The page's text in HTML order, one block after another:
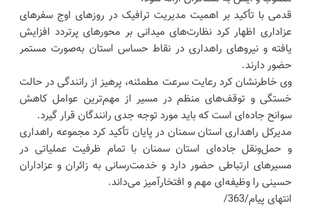
قدمی با تأکید بر اهمیت مدیریت ترافیک در روزهای اوج سفرهای
عزاداری اظهار کرد نظارت‌های میدانی بر محورهای پرتردد افزایش
یافته و نیروهای راهداری در نقاط حساس استان به‌صورت مستمر
حضور دارند.
وی خاطرنشان کرد رعایت سرعت مطمئنه، پرهیز از رانندگی در حالت
خستگی و توقف‌های منظم در مسیر از مهم‌ترین عوامل کاهش
سوانح جاده‌ای است که باید مورد توجه جدی رانندگان قرار گیرد.
مدیرکل راهداری استان سمنان در پایان تأکید کرد مجموعه راهداری
و حمل‌ونقل جاده‌ای استان سمنان با تمام ظرفیت عملیاتی در
مسیرهای ارتباطی حضور دارد و خدمت‌رسانی به زائران و عزاداران
حسینی را وظیفه‌ای مهم و افتخارآمیز می‌داند.
انتهای پیام/363/